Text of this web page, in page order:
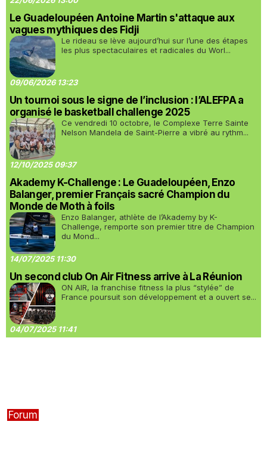
Le Guadeloupéen Antoine Martin s'attaque aux
vagues mythiques des Fidji
Le rideau se lève aujourd’hui sur l’une des étapes
les plus spectaculaires et radicales du Worl...
09/06/2026 13:23
Un tournoi sous le signe de l’inclusion : l’ALEFPA a
organisé le basketball challenge 2025
Ce vendredi 10 octobre, le Complexe Terre Sainte
Nelson Mandela de Saint-Pierre a vibré au rythm...
12/10/2025 09:37
Akademy K-Challenge : Le Guadeloupéen, Enzo
Balanger, premier Français sacré Champion du
Monde de Moth à foils
Enzo Balanger, athlète de l’Akademy by K-
Challenge, remporte son premier titre de Champion
du Mond...
14/07/2025 11:30
Un second club On Air Fitness arrive à La Réunion
ON AIR, la franchise fitness la plus “stylée” de
France poursuit son développement et a ouvert se...
04/07/2025 11:41
Forum